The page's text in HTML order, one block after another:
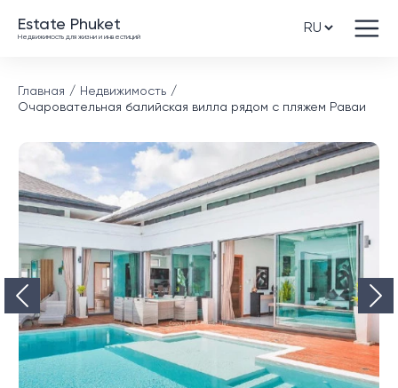
Estate Phuket
Недвижимость для жизни и инвестиций
Главная
Недвижимость
Очаровательная балийская вилла рядом с пляжем Раваи